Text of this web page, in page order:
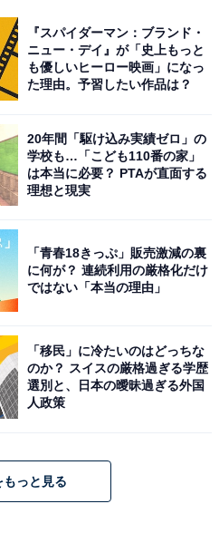
いのない騎乗が仇に
ソクを尻目に、上がってい
『スパイダーマン：ブランド・
ニュー・デイ』が「史上もっと
も優しいヒーロー映画」になっ
た理由。予習したい作品は？
20年間「駆け込み実績ゼロ」の
学校も…「こども110番の家」
は本当に必要？ PTAが直面する
理想と現実
「青春18きっぷ」販売激減の裏
に何が？ 連続利用の厳格化だけ
ではない「本当の理由」
「移民」に冷たいのはどっちな
のか？ スイスの厳格過ぎる学歴
選別と、日本の曖昧過ぎる外国
人政策
もっと見る